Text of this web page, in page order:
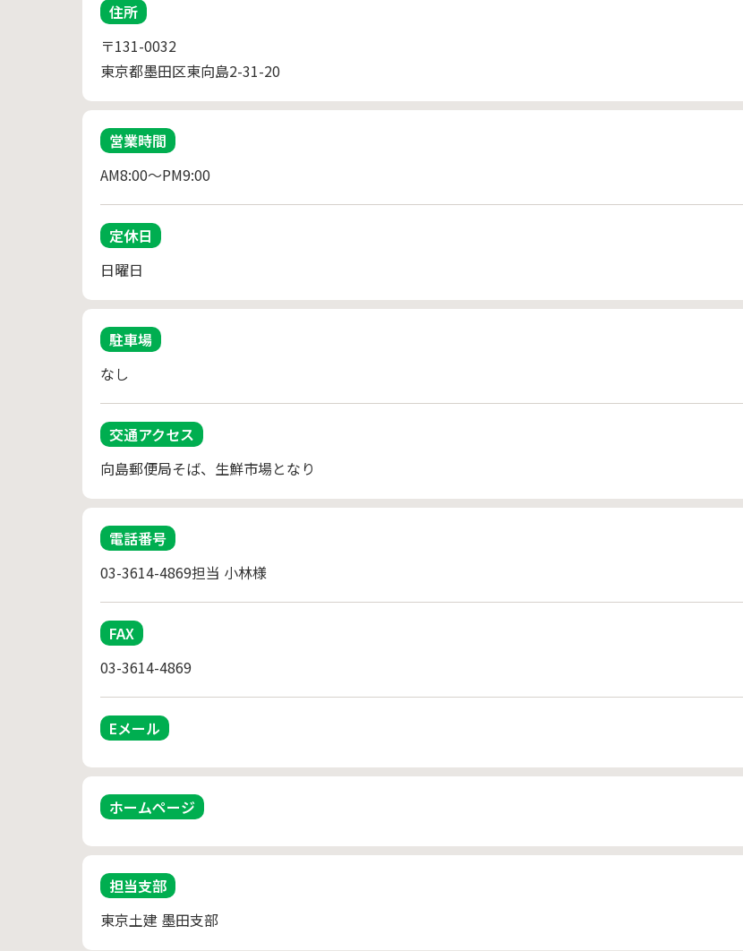
住所
〒131-0032
東京都墨田区東向島2-31-20
営業時間
定休日
日曜日
駐車場
なし
交通アクセス
向島郵便局そば、生鮮市場となり
電話番号
03-3614-4869担当 小林様
FAX
03-3614-4869
Eメール
ホームページ
担当支部
東京土建 墨田支部